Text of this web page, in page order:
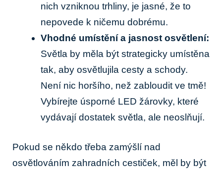
nich vzniknou‌ trhliny, je jasné, že‍ to
nepovede k ničemu dobrému.
Vhodné umístění a jasnost osvětlení:
Světla by měla být strategicky umístěna
tak, aby osvětlujila cesty a schody.
Není nic⁣ horšího, než ⁣zabloudit ve tmě!
Vybírejte⁢ úsporné LED žárovky, které
vydávají ​dostatek světla, ale ⁣neoslňují.
Pokud se někdo třeba zamýšlí nad
osvětlováním zahradních cestiček, měl‍ by být